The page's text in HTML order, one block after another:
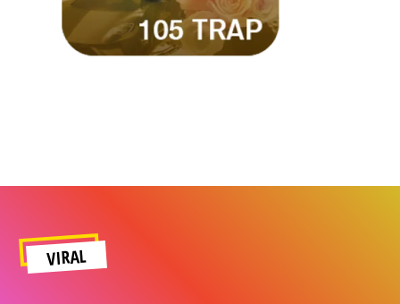
VIRAL